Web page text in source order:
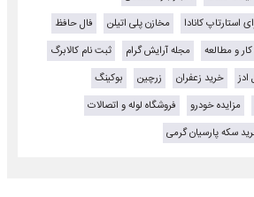
استارتاپ کانادا مخازن پلی اتیلن
فال حافظ
و مطالعه مجله آرایش گرام
ثبت نام کالابرگ
خرید زعفران زرچین
بوکینگ
مزایده خودرو
فروشگاه لوله و اتصالات
سکه پارسیان گرمی